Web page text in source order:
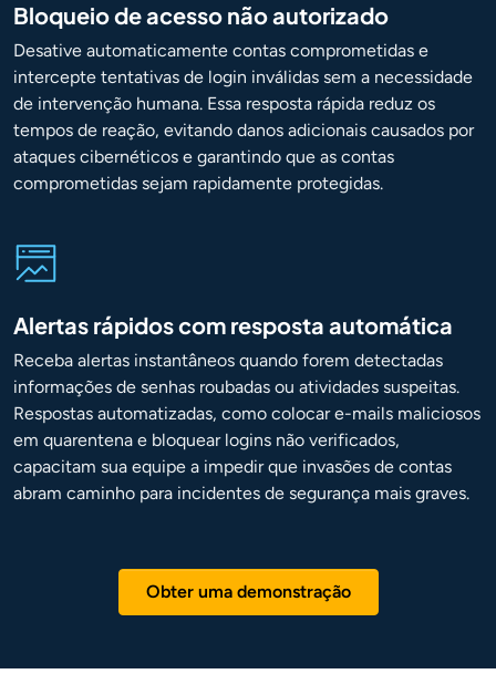
Bloqueio de acesso não autorizado
Desative automaticamente contas comprometidas e
intercepte tentativas de login inválidas sem a necessidade
de intervenção humana. Essa resposta rápida reduz os
tempos de reação, evitando danos adicionais causados por
ataques cibernéticos e garantindo que as contas
comprometidas sejam rapidamente protegidas.
Alertas rápidos com resposta automática
Receba alertas instantâneos quando forem detectadas
informações de senhas roubadas ou atividades suspeitas.
Respostas automatizadas, como colocar e-mails maliciosos
em quarentena e bloquear logins não verificados,
capacitam sua equipe a impedir que invasões de contas
abram caminho para incidentes de segurança mais graves.
Obter uma demonstração